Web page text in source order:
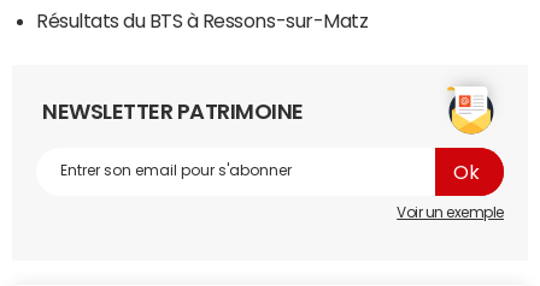
Résultats du BTS à Ressons-sur-Matz
NEWSLETTER PATRIMOINE
Voir un exemple